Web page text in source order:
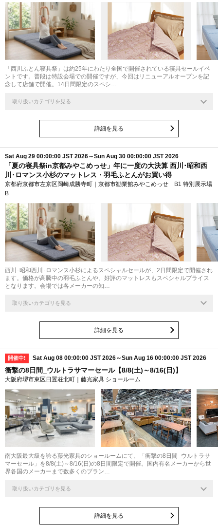
「西川ふとん寝具祭」は約25年にわたり全国で開催されている寝具セールイベ
ントです。普段は特設会場での開催ですが、今回はリニューアルオープンを記
念して店舗で開催。14日間限定のスペシ…
取り扱いカテゴリを見る
詳細を見る
Sat Aug 29 00:00:00 JST 2026～Sun Aug 30 00:00:00 JST 2026
「夏の寝具祭in京都みやこめっせ」年に一度の大決算 西川･昭和西
川･ロマンス小杉のマットレス・羽毛ふとんがお買い得
京都府京都市左京区岡崎成勝寺町｜京都市勧業館みやこめっせ B1 特別展示場
B
西川･昭和西川･ロマンス小杉によるスペシャルセールが、2日間限定で開催され
ます。価格が高騰中の羽毛ふとんや、好評のマットレスもスペシャルプライス
となります。会場では各メーカーの知…
取り扱いカテゴリを見る
詳細を見る
開催中! Sat Aug 08 00:00:00 JST 2026～Sun Aug 16 00:00:00 JST 2026
衝撃の8日間_ウルトラサマーセール【8/8(土)～8/16(日)】
大阪府堺市東区日置荘北町｜藤光家具 ショールーム
南大阪最大級を誇る藤光家具のショールームにて、「衝撃の8日間_ウルトラサ
マーセール」を8/8(土)～8/16(日)の8日間限定で開催。国内有名メーカーから世
界各国のメーカーまで数多くのブラン…
取り扱いカテゴリを見る
詳細を見る